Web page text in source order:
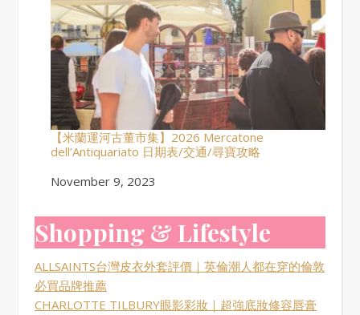
【米蘭運河古董市集】2026 Mercatone
dell’Antiquariato 日期表/交通/尋寶攻略
Date
November 9, 2023
Shopping & Lifestyle
ALLSAINTS台灣皮衣外套評價｜英倫潮人都在穿的倫敦
必買品牌推薦
CHARLOTTE TILBURY眼影彩妝｜超強底妝修容唇膏